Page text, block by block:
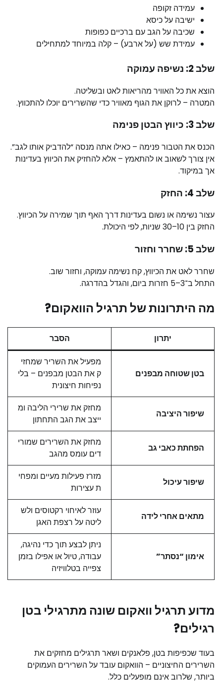
עמידה זקופה
ישיבה על כיסא
שכיבה על הגב עם ברכיים כפופות
עמידת שש (על ארבע) – קלה במיוחד למתחילים
שלב 2: נשיפה עמוקה
הוצא את כל האוויר מהריאות לאט ובשליטה.
המטרה – לרוקן את הגוף מאוויר כדי שהשרירים יוכלו להתכווץ.
שלב 3: כיווץ הבטן פנימה
הכנס את הטבור פנימה – כאילו אתה מנסה “להדביק אותו לגב”.
אין צורך לשאוב או להתאמץ – אלא להחזיק את הכיווץ בעדינות
אך במיקוד.
שלב 4: החזק
עצור נשימה או נשום בעדינות דרך האף תוך שמירה על הכיווץ.
החזק בין 10–30 שניות, לפי היכולת.
שלב 5: שחרר וחזור
שחרר לאט את הכיווץ, קח נשימה עמוקה, וחזור שוב.
התחל ב־3–5 חזרות ביום, והגדל בהדרגה.
מה היתרונות של תרגיל הוואקום?
יתרון הסבר
בטן שטוחה מבפנים
מפעיל את השריר שמחזי
ק את הבטן מבפנים – בלי
נפיחות חיצונית
שיפור היציבה
מחזק את שרירי הליבה ומ
ייצב את הגב התחתון
הפחתת כאבי גב
מחזק את השרירים שמורי
דים עומס מהגב
שיפור עיכול
מזרז פעילות מעיים ומפחי
ת עצירות
מתאים אחרי לידה
עוזר לאיחוי רקטוסים ולש
ליטה על רצפת האגן
אימון “נסתר”
ניתן לבצע תוך כדי נהיגה,
עבודה, טיול או אפילו בזמן
צפייה בטלוויזיה
מדוע תרגיל וואקום שונה מתרגילי בטן
רגילים?
בעוד שכפיפות בטן, פלאנקים ושאר תרגילים מחזקים את
השרירים החיצוניים – הוואקום עובד על השרירים העמוקים
ביותר, שלרוב אינם מופעלים כלל.